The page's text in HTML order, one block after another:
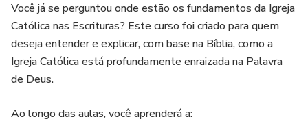
Você já se perguntou onde estão os fundamentos da Igreja
Católica nas Escrituras? Este curso foi criado para quem
deseja entender e explicar, com base na Bíblia, como a
Igreja Católica está profundamente enraizada na Palavra
de Deus.
Ao longo das aulas, você aprenderá a: